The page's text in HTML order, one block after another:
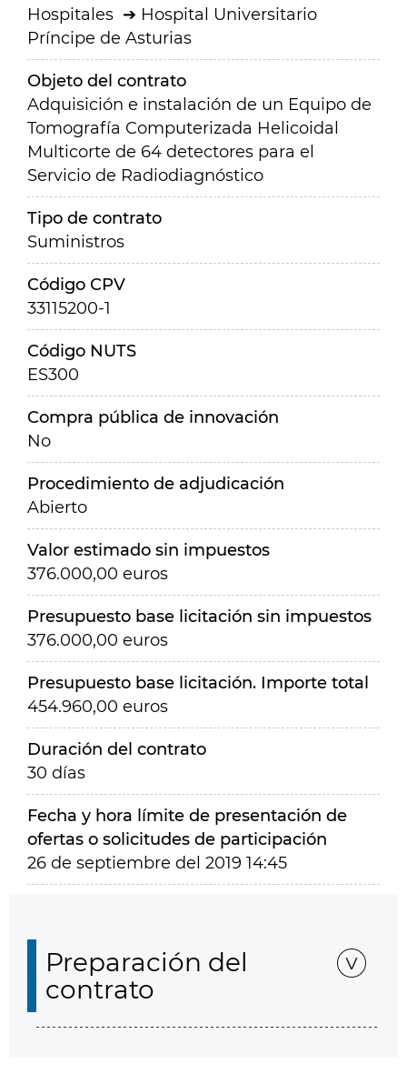
Hospitales
Hospital Universitario
Príncipe de Asturias
Objeto del contrato
Adquisición e instalación de un Equipo de
Tomografía Computerizada Helicoidal
Multicorte de 64 detectores para el
Servicio de Radiodiagnóstico
Tipo de contrato
Suministros
Código CPV
33115200-1
Código NUTS
ES300
Compra pública de innovación
No
Procedimiento de adjudicación
Abierto
Valor estimado sin impuestos
376.000,00 euros
Presupuesto base licitación sin impuestos
376.000,00 euros
Presupuesto base licitación. Importe total
454.960,00 euros
Duración del contrato
30 días
Fecha y hora límite de presentación de
ofertas o solicitudes de participación
26 de septiembre del 2019 14:45
Preparación del
contrato